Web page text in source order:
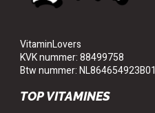
VitaminLovers
KVK nummer: 88499758
Btw nummer: NL864654923B01
TOP VITAMINES